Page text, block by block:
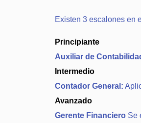
Existen 3 escalones en
Principiante
Auxiliar de
Intermedio
Contador General:
Avanzado
Gerente Financiero Se